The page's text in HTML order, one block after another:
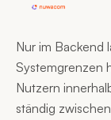
Nur im Backend
Systemgrenzen
Nutzern
ständig